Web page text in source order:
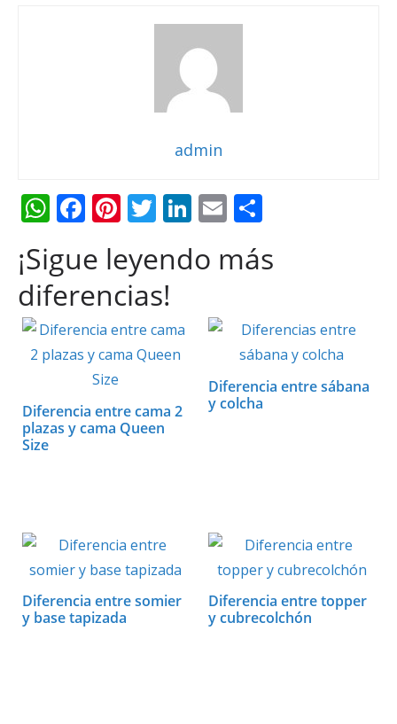
admin
W
at
s
A
p
F
e
b
o
o
k
Pi
er
e
st
T
itt
er
Li
k
dI
E
ai m
ar
ti
r
¡Sigue leyendo más
diferencias!
Diferencia entre cama 2
plazas y cama Queen
Size
Diferencia entre sábana
y colcha
Diferencia entre somier
y base tapizada
Diferencia entre topper
y cubrecolchón